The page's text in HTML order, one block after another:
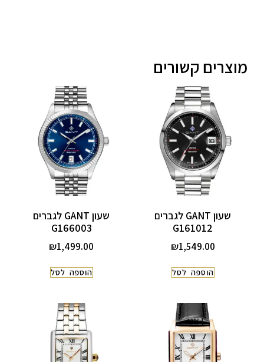
מוצרים קשורים
שעון GANT לגברים
G161012
₪1,549.00
הוספה לסל
שעון GANT לגברים
G166003
₪1,499.00
הוספה לסל